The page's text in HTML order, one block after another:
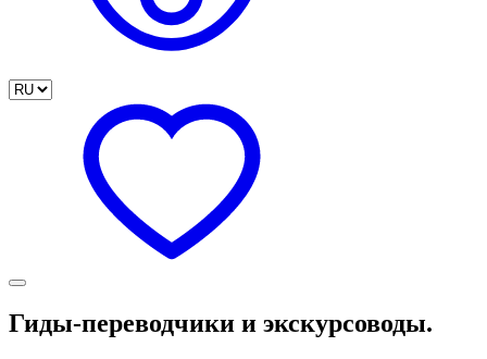
Гиды-переводчики и экскурсоводы.